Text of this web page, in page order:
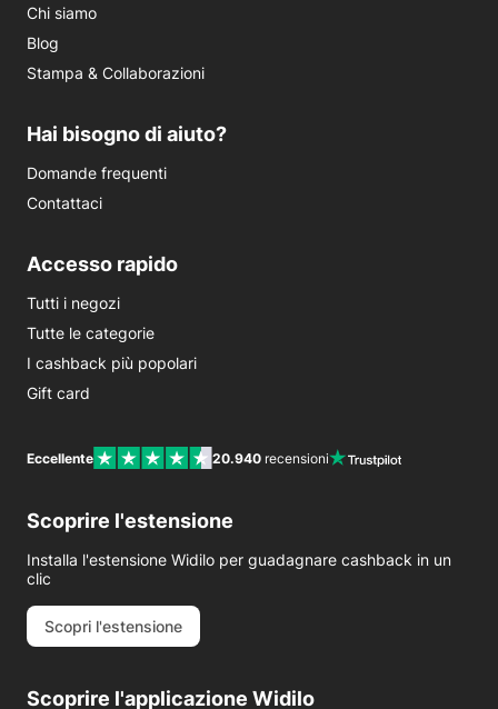
Chi siamo
Blog
Stampa & Collaborazioni
Hai bisogno di aiuto?
Domande frequenti
Contattaci
Accesso rapido
Tutti i negozi
Tutte le categorie
I cashback più popolari
Gift card
Eccellente 20.940 recensioni
Scoprire l'estensione
Installa l'estensione Widilo per guadagnare cashback in un
clic
Scopri l'estensione
Scoprire l'applicazione Widilo